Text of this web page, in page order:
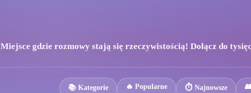
Miejsce gdzie rozmowy stają się rzeczywistością! Dołącz do
📚 Kategorie 🔥 Popularne ⏱️ Najnowsze